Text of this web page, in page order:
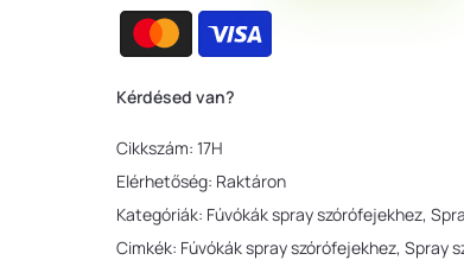
Kérdésed van?
Cikkszám: 17H
Elérhetőség: Raktáron
Kategóriák: Fúvókák spray szórófejekhez
Cimkék: Fúvókák spray szórófejekhez Spray